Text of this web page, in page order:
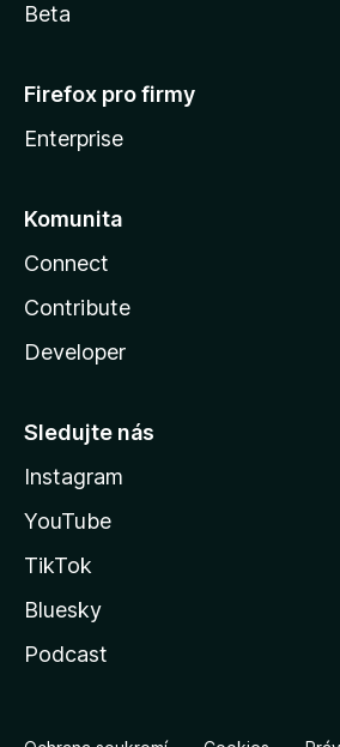
Beta
Firefox pro firmy
Enterprise
Komunita
Connect
Contribute
Developer
Sledujte nás
Instagram
YouTube
TikTok
Bluesky
Podcast